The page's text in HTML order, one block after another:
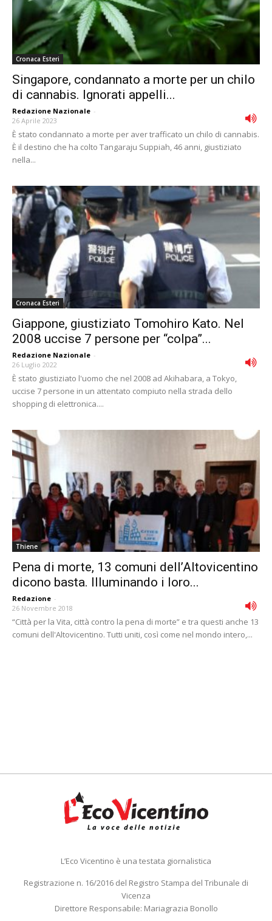
Cronaca Esteri
Singapore, condannato a morte per un chilo
di cannabis. Ignorati appelli...
Redazione Nazionale -
26 Aprile 2023
È stato condannato a morte per aver trafficato un chilo di cannabis.
È il destino che ha colto Tangaraju Suppiah, 46 anni, giustiziato
nella...
Cronaca Esteri
Giappone, giustiziato Tomohiro Kato. Nel
2008 uccise 7 persone per “colpa”...
Redazione Nazionale -
26 Luglio 2022
È stato giustiziato l'uomo che nel 2008 ad Akihabara, a Tokyo,
uccise 7 persone in un attentato compiuto nella strada dello
shopping di elettronica....
Thiene
Pena di morte, 13 comuni dell’Altovicentino
dicono basta. Illuminando i loro...
Redazione -
26 Novembre 2018
“Città per la Vita, città contro la pena di morte” e tra questi anche 13
comuni dell'Altovicentino. Tutti uniti, così come nel mondo intero,...
L’Eco Vicentino è una testata giornalistica
Registrazione n. 16/2016 del Registro Stampa del Tribunale di
Vicenza
Direttore Responsabile: Mariagrazia Bonollo